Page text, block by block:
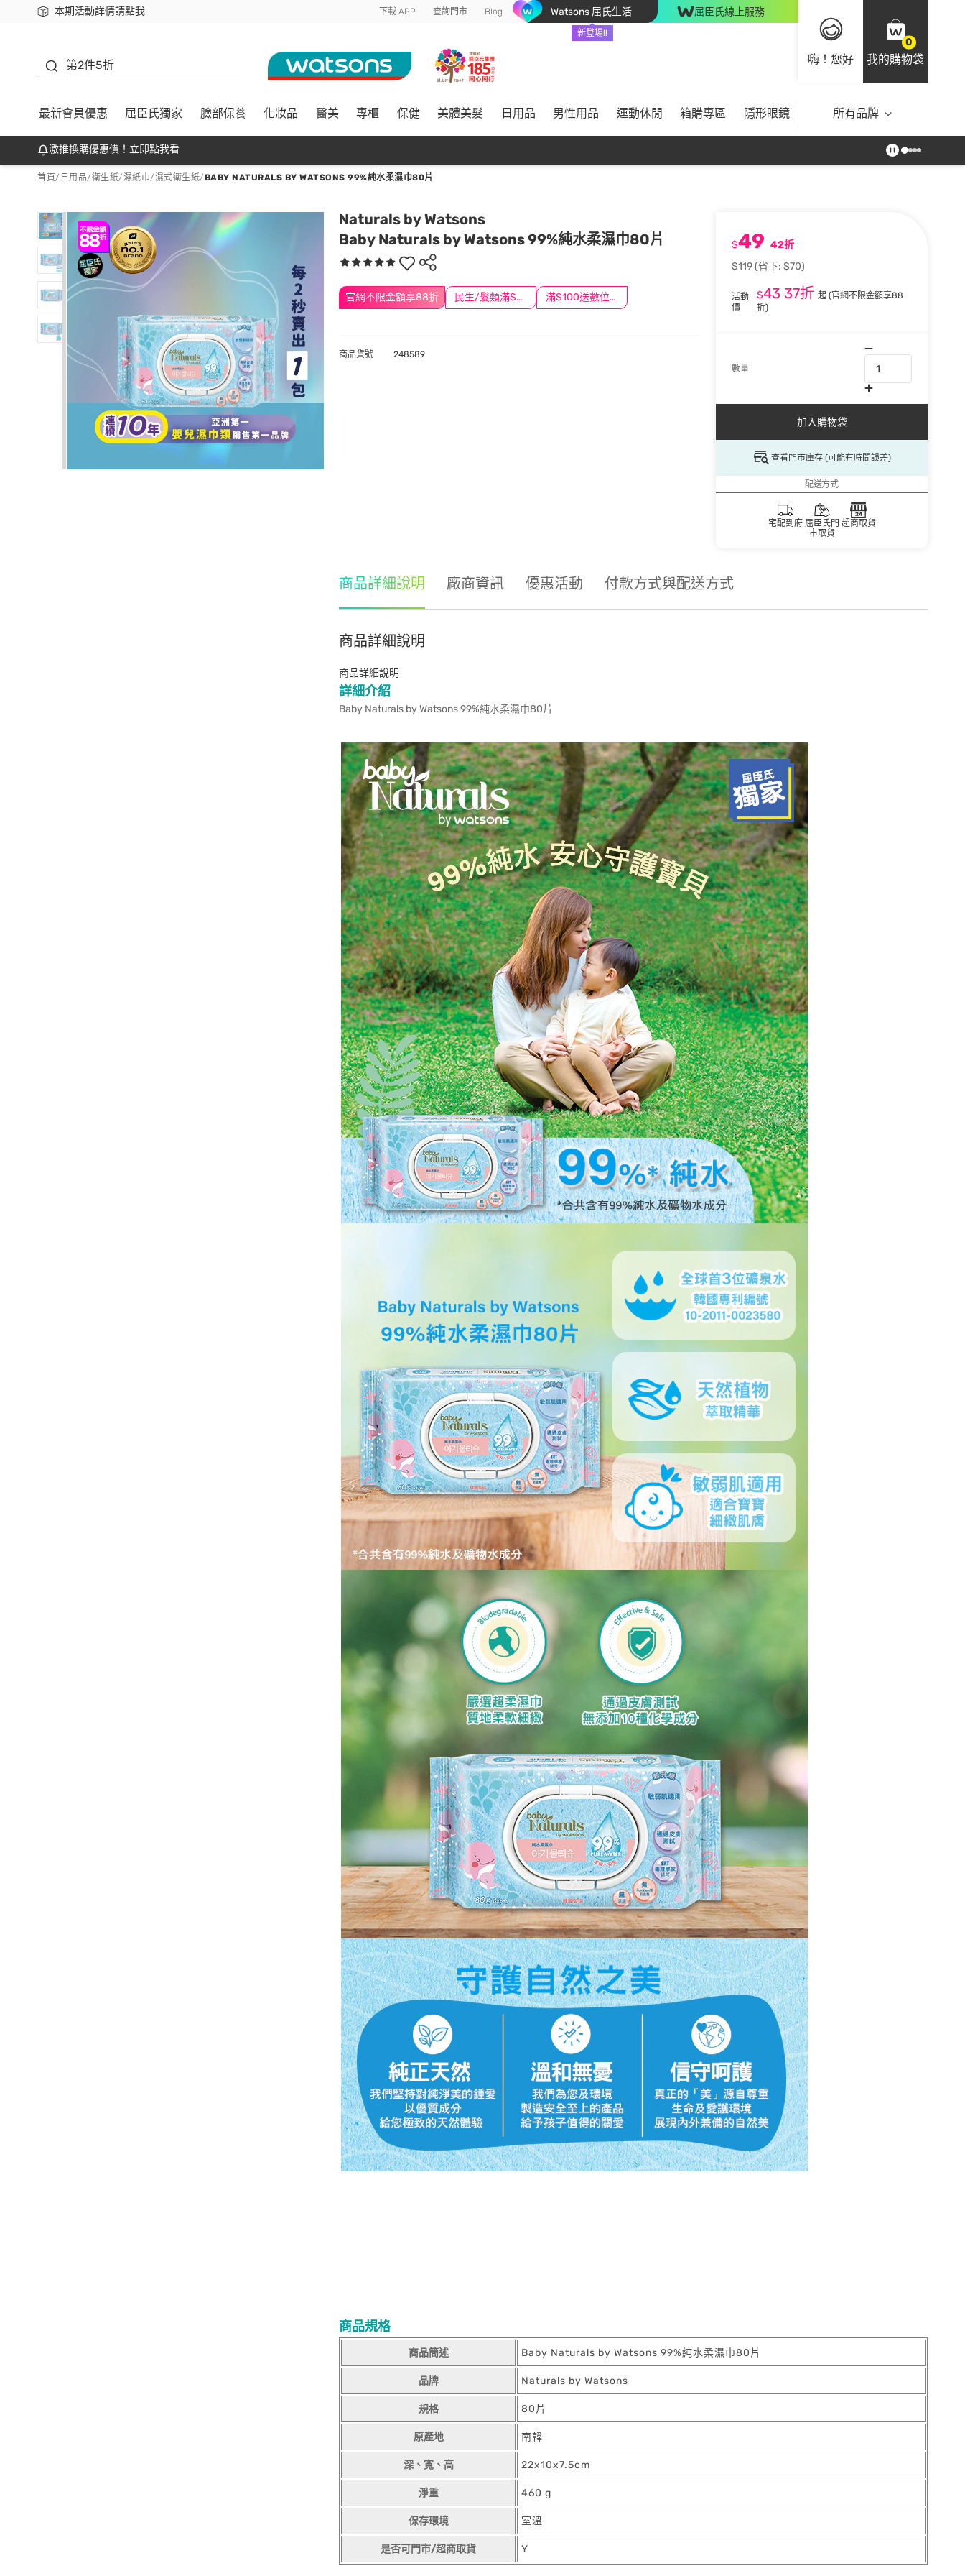
本期活動詳情請點我
下載app最高回饋$350 下載 APP 查詢門市 Blog Watsons 屈氏生活
新登場!!
屈臣氏線上服務
嗨！您好
0
我的購物袋
第2件5折
最新會員優惠 屈臣氏獨家 臉部保養 化妝品 醫美 專櫃 保健 美體美髮 日用品 男性用品 運動休閒 箱購專區 隱形眼鏡 所有品牌
激推換購優惠價！立即點我看
首頁/ 日用品/衛生紙/濕紙巾/濕式衛生紙/BABY NATURALS BY WATSONS 99%純水柔濕巾80片
Naturals by Watsons
Baby Naturals by Watsons 99%純水柔濕巾80片
官網不限金額享88折 民生/髮類滿$388送舒潔冰巾 滿$100送數位印花
$49 42折
$119(省下: $70)
活動
價
$43 37折起(官網不限金額享88
折)
數量
加入購物袋
查看門市庫存 (可能有時間誤差)
配送方式
宅配到府 屈臣氏門
市取貨
超商取貨
商品貨號 248589
商品詳細說明 廠商資訊 優惠活動 付款方式與配送方式
商品詳細說明
商品詳細說明
詳細介紹
Baby Naturals by Watsons 99%純水柔濕巾80片
商品規格
商品簡述 Baby Naturals by Watsons 99%純水柔濕巾80片
品牌 Naturals by Watsons
規格 80片
原產地 南韓
深、寬、高 22x10x7.5cm
淨重 460 g
保存環境 室溫
是否可門市/超商取貨 Y